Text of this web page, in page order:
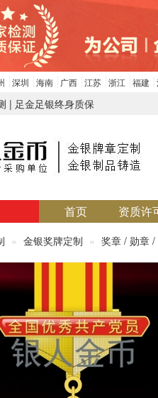
深圳 海南 广西 江苏 浙江 福建
| 足金足银终身质保
首页 资质许
金银奖牌定制 奖章 / 勋章 /